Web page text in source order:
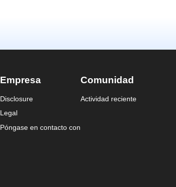
Empresa
Disclosure
Legal
Póngase en contacto con
Comunidad
Actividad reciente